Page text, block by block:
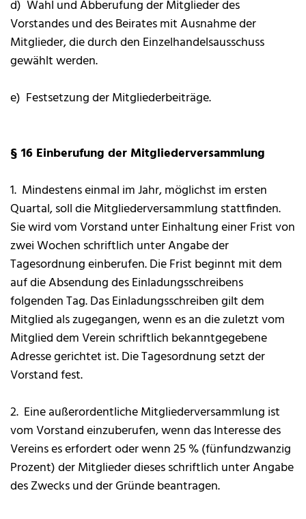
d) Wahl und Abberufung der Mitglieder des
Vorstandes und des Beirates mit Ausnahme der
Mitglieder, die durch den Einzelhandelsausschuss
gewählt werden.
e) Festsetzung der Mitgliederbeiträge.
§ 16 Einberufung der Mitgliederversammlung
1. Mindestens einmal im Jahr, möglichst im ersten
Quartal, soll die Mitgliederversammlung stattfinden.
Sie wird vom Vorstand unter Einhaltung einer Frist von
zwei Wochen schriftlich unter Angabe der
Tagesordnung einberufen. Die Frist beginnt mit dem
auf die Absendung des Einladungsschreibens
folgenden Tag. Das Einladungsschreiben gilt dem
Mitglied als zugegangen, wenn es an die zuletzt vom
Mitglied dem Verein schriftlich bekanntgegebene
Adresse gerichtet ist. Die Tagesordnung setzt der
Vorstand fest.
2. Eine außerordentliche Mitgliederversammlung ist
vom Vorstand einzuberufen, wenn das Interesse des
Vereins es erfordert oder wenn 25 % (fünfundzwanzig
Prozent) der Mitglieder dieses schriftlich unter Angabe
des Zwecks und der Gründe beantragen.